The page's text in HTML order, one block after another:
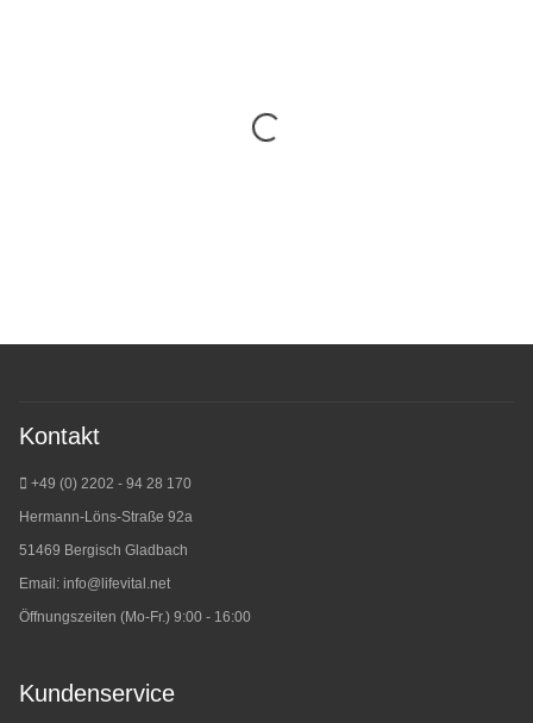
Kontakt
+49 (0) 2202 - 94 28 170
Hermann-Löns-Straße 92a
51469 Bergisch Gladbach
Email: info@lifevital.net
Öffnungszeiten (Mo-Fr.) 9:00 - 16:00
Kundenservice